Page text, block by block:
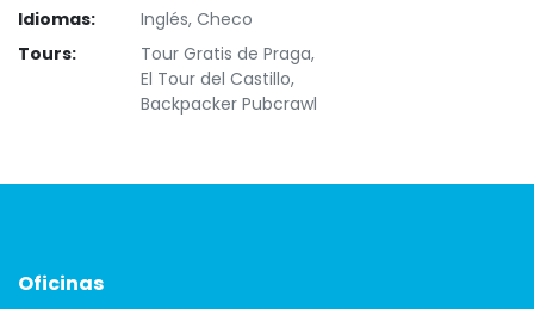
Idiomas:
Inglés, Checo
Tours:
Tour Gratis de Praga,
El Tour del Castillo,
Backpacker Pubcrawl
Oficinas